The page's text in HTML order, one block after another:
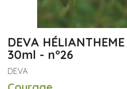
DEVA
30ml - n°26
DEVA